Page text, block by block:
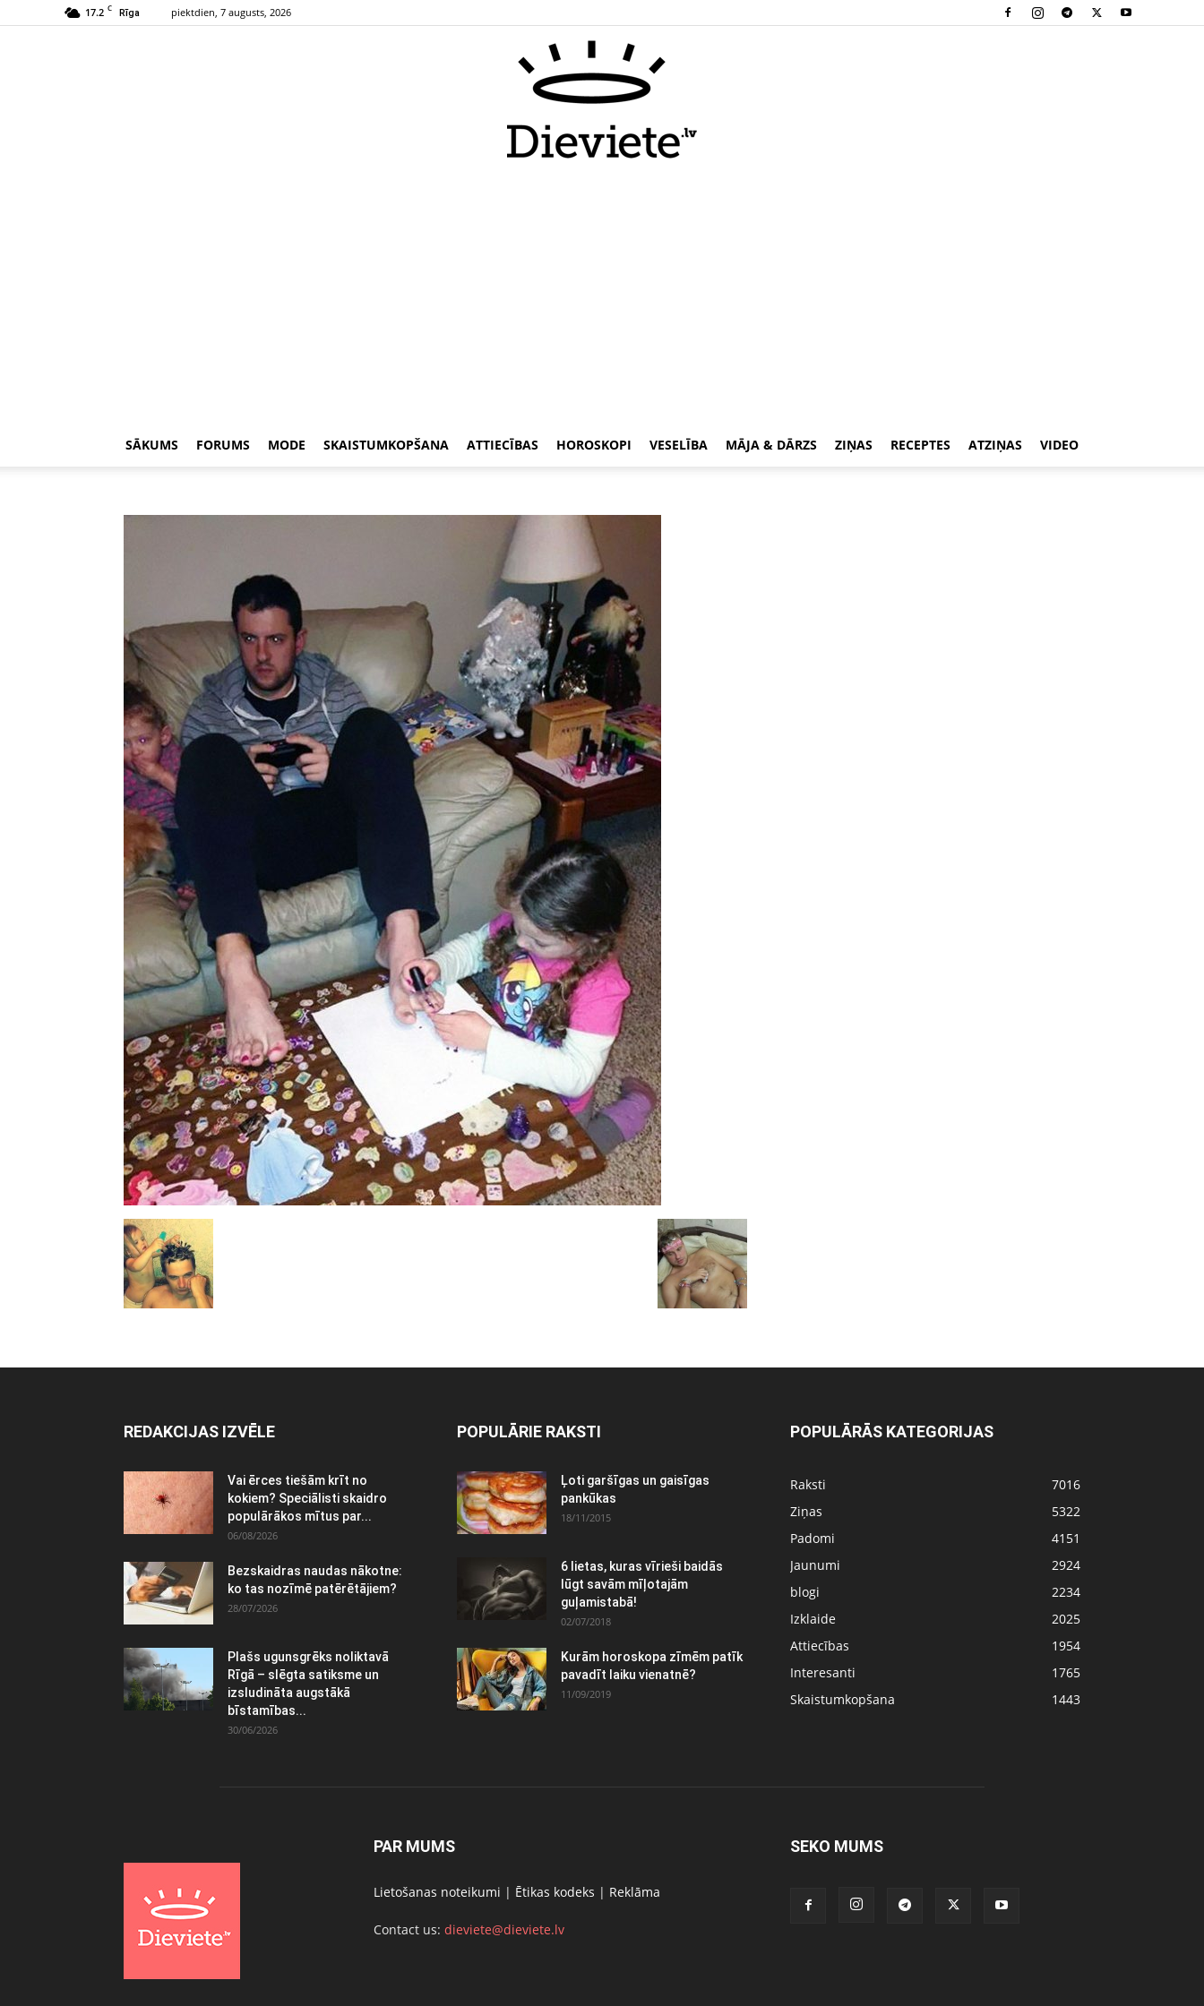
17.2 C Rīga piektdien, 7 augusts, 2026
SĀKUMS FORUMS MODE SKAISTUMKOPŠANA ATTIECĪBAS HOROSKOPI VESELĪBA MĀJA & DĀRZS ZIŅAS RECEPTES ATZIŅAS VIDEO
REDAKCIJAS IZVĒLE
Vai ērces tiešām krīt no
kokiem? Speciālisti skaidro
populārākos mītus par...
06/08/2026
Bezskaidras naudas nākotne:
ko tas nozīmē patērētājiem?
28/07/2026
Plašs ugunsgrēks noliktavā
Rīgā – slēgta satiksme un
izsludināta augstākā
bīstamības...
30/06/2026
POPULĀRIE RAKSTI
Ļoti garšīgas un gaisīgas
pankūkas
18/11/2015
6 lietas, kuras vīrieši baidās
lūgt savām mīļotajām
guļamistabā!
02/07/2018
Kurām horoskopa zīmēm patīk
pavadīt laiku vienatnē?
11/09/2019
POPULĀRĀS KATEGORIJAS
Raksti
7016
Ziņas
5322
Padomi
4151
Jaunumi
2924
blogi
2234
Izklaide
2025
Attiecības
1954
Interesanti
1765
Skaistumkopšana
1443
PAR MUMS
Lietošanas noteikumi | Ētikas kodeks | Reklāma
Contact us: dieviete@dieviete.lv
SEKO MUMS